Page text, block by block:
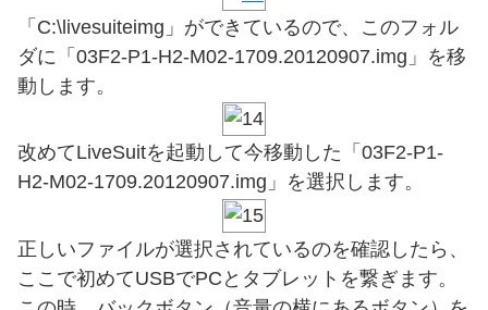
「C:\livesuiteimg」ができているので、このフォル
ダに「03F2-P1-H2-M02-1709.20120907.img」を移
動します。
改めてLiveSuitを起動して今移動した「03F2-P1-
H2-M02-1709.20120907.img」を選択します。
正しいファイルが選択されているのを確認したら、
ここで初めてUSBでPCとタブレットを繋ぎます。